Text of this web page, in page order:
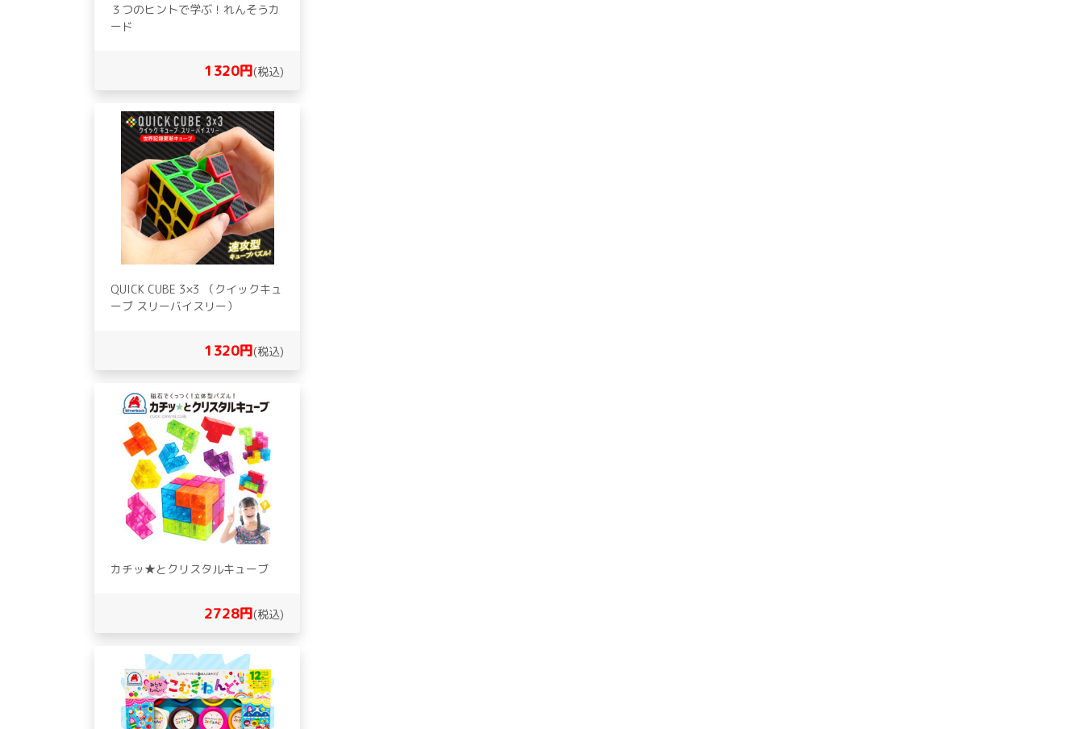
３つのヒントで学ぶ！れんそうカ
ード
1320円(税込)
QUICK CUBE 3×3 （クイックキュ
ーブ スリーバイスリー）
1320円(税込)
カチッ★とクリスタルキューブ
2728円(税込)